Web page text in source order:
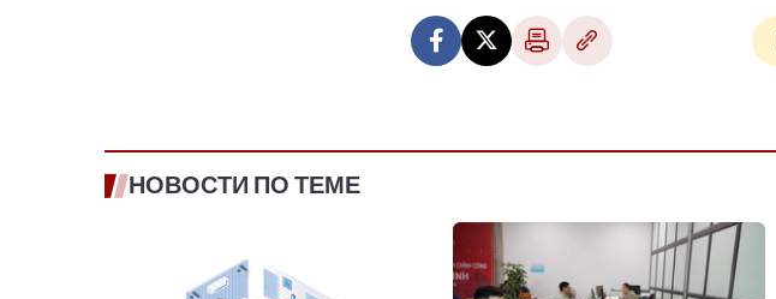
НОВОСТИ ПО ТЕМЕ